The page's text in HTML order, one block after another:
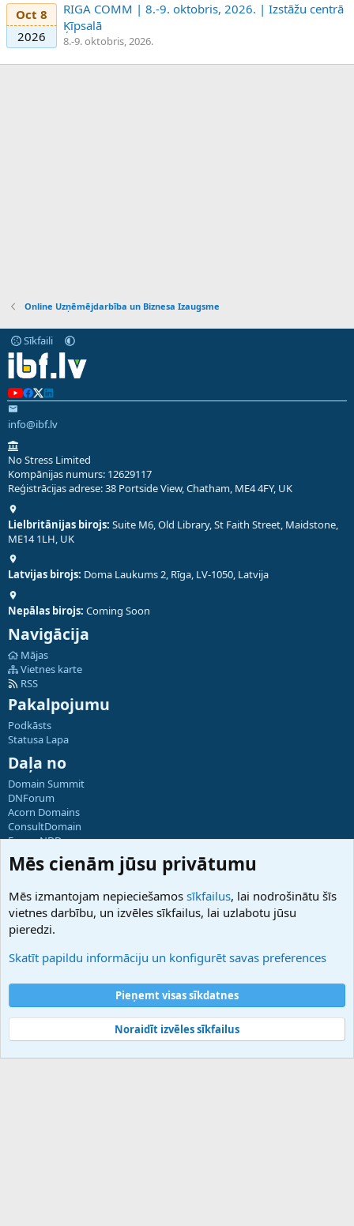
Oct 8
2026
RIGA COMM | 8.-9. oktobris, 2026. | Izstāžu centrā
Ķīpsalā
8.-9. oktobris, 2026.
Online Uzņēmējdarbība un Biznesa Izaugsme
Sīkfaili
info@ibf.lv
No Stress Limited
Kompānijas numurs: 12629117
Reģistrācijas adrese: 38 Portside View, Chatham, ME4 4FY, UK
Lielbritānijas birojs: Suite M6, Old Library, St Faith Street, Maidstone,
ME14 1LH, UK
Latvijas birojs: Doma Laukums 2, Rīga, LV-1050, Latvija
Nepālas birojs: Coming Soon
Navigācija
Mājas
Vietnes karte
RSS
Pakalpojumu
Podkāsts
Statusa Lapa
Daļa no
Domain Summit
DNForum
Acorn Domains
ConsultDomain
ForumNDD
Domainforum.ro
27.be
Hostmaria
Atbalsts
Palīdzība
Noteikumi un nosacījumi
Privātuma politika
Community platform by XenForo® © 2010-2025 XenForo Ltd.
Mēs cienām jūsu privātumu
Mēs izmantojam nepieciešamos sīkfailus, lai nodrošinātu šīs
vietnes darbību, un izvēles sīkfailus, lai uzlabotu jūsu
pieredzi.
Skatīt papildu informāciju un konfigurēt savas preferences
Pieņemt visas sīkdatnes
Noraidīt izvēles sīkfailus